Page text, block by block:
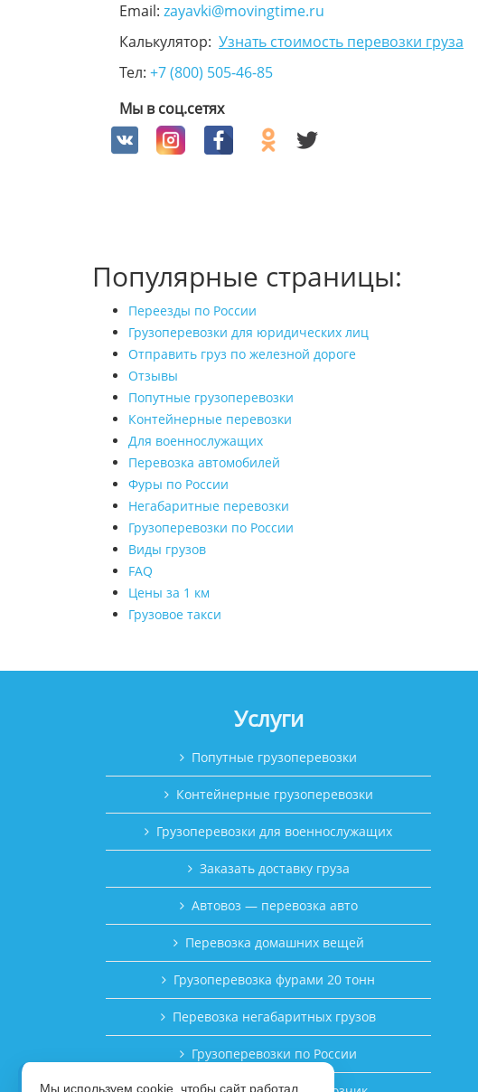
Email: zayavki@movingtime.ru
Калькулятор: Узнать стоимость перевозки груза
Тел: +7 (800) 505-46-85
Мы в соц.сетях
Популярные страницы:
Переезды по России
Грузоперевозки для юридических лиц
Отправить груз по железной дороге
Отзывы
Попутные грузоперевозки
Контейнерные перевозки
Для военнослужащих
Перевозка автомобилей
Фуры по России
Негабаритные перевозки
Грузоперевозки по России
Виды грузов
FAQ
Цены за 1 км
Грузовое такси
Услуги
Попутные грузоперевозки
Контейнерные грузоперевозки
Грузоперевозки для военнослужащих
Заказать доставку груза
Автовоз — перевозка авто
Перевозка домашних вещей
Грузоперевозка фурами 20 тонн
Перевозка негабаритных грузов
Грузоперевозки по России
Мы используем cookie, чтобы сайт работал